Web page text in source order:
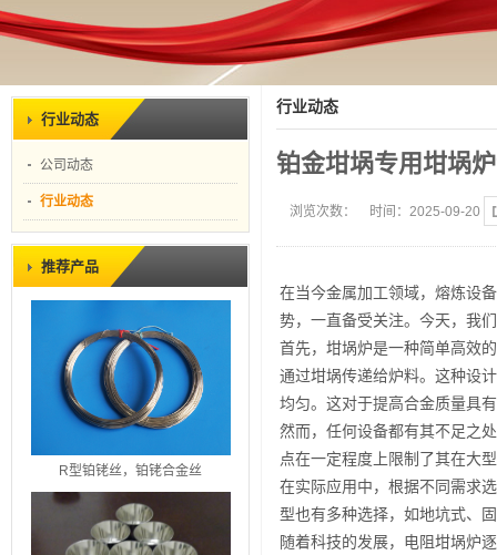
行业动态
公司动态
行业动态
推荐产品
R型铂铑丝，铂铑合金丝
行业动态
铂金坩埚专用坩埚
浏览次数： 时间：2025-09-20
在当今金属加工领域，熔炼设
势，一直备受关注。今天，我
首先，坩埚炉是一种简单高效
通过坩埚传递给炉料。这种设
均匀。这对于提高合金质量具
然而，任何设备都有其不足之
点在一定程度上限制了其在大
在实际应用中，根据不同需求
型也有多种选择，如地坑式、
随着科技的发展，电阻坩埚炉